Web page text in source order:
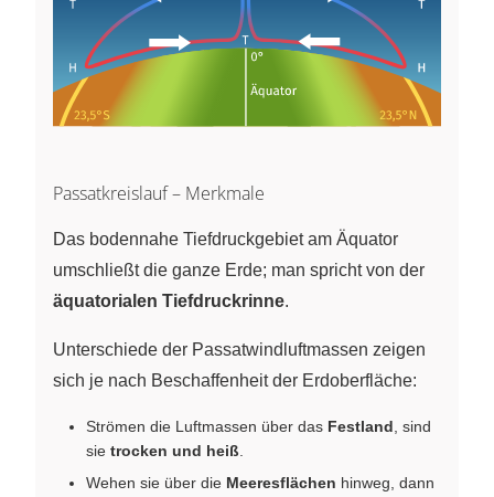
Passatkreislauf – Merkmale
Das bodennahe Tiefdruckgebiet am Äquator
umschließt die ganze Erde; man spricht von der
äquatorialen Tiefdruckrinne.
Unterschiede der Passatwindluftmassen zeigen
sich je nach Beschaffenheit der Erdoberfläche:
Strömen die Luftmassen über das Festland, sind
sie trocken und heiß.
Wehen sie über die Meeresflächen hinweg, dann